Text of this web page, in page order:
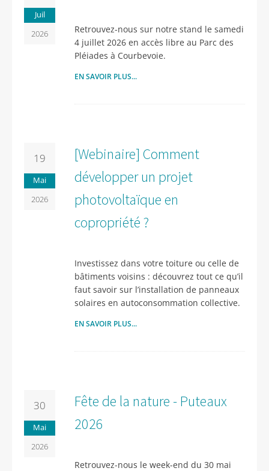
Juil
2026
Retrouvez-nous sur notre stand le samedi
4 juillet 2026 en accès libre au Parc des
Pléiades à Courbevoie.
EN SAVOIR PLUS...
19
Mai
2026
[Webinaire] Comment
développer un projet
photovoltaïque en
copropriété ?
Investissez dans votre toiture ou celle de
bâtiments voisins : découvrez tout ce qu’il
faut savoir sur l’installation de panneaux
solaires en autoconsommation collective.
EN SAVOIR PLUS...
30
Mai
2026
Fête de la nature - Puteaux
2026
Retrouvez-nous le week-end du 30 mai